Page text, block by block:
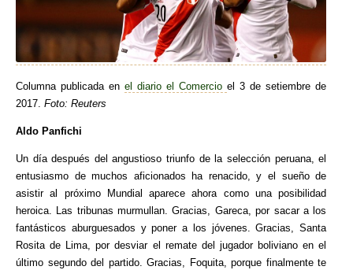
Columna publicada enel diario el Comercioel 3 de setiembre de
2017. Foto: Reuters
Aldo Panfichi
Un día después del angustioso triunfo de la selección peruana, el
entusiasmo de muchos aficionados ha renacido, y el sueño de
asistir al próximo Mundial aparece ahora como una posibilidad
heroica. Las tribunas murmullan. Gracias, Gareca, por sacar a los
fantásticos aburguesados y poner a los jóvenes. Gracias, Santa
Rosita de Lima, por desviar el remate del jugador boliviano en el
último segundo del partido. Gracias, Foquita, porque finalmente te